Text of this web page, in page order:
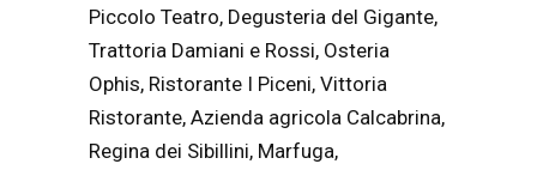
Piccolo Teatro, Degusteria del Gigante,
Trattoria Damiani e Rossi, Osteria
Ophis, Ristorante I Piceni, Vittoria
Ristorante, Azienda agricola Calcabrina,
Regina dei Sibillini, Marfuga,